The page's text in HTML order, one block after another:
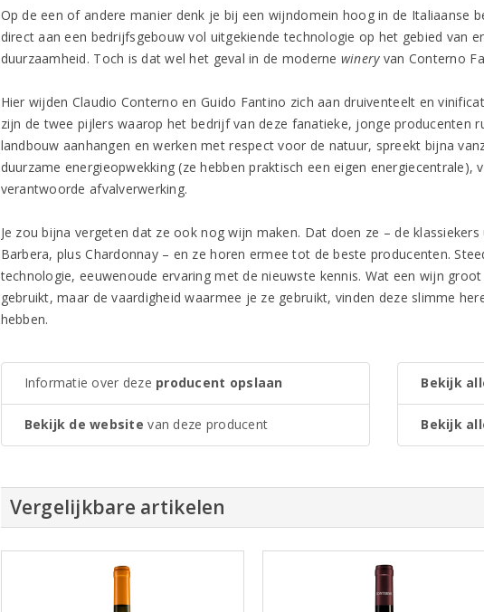
Op de een of andere manier denk je bij een wijndomein hoog in de Italiaanse
direct aan een bedrijfsgebouw vol uitgekiende technologie op het gebied van
duurzaamheid. Toch is dat wel het geval in de moderne wineryvan Conterno
Hier wijden Claudio Conterno en Guido Fantino zich aan druiventeelt en
zijn de twee pijlers waarop het bedrijf van deze fanatieke, jonge producenten
landbouw aanhangen en werken met respect voor de natuur, spreekt bijna
duurzame energieopwekking (ze hebben praktisch een eigen
verantwoorde afvalverwerking.
Je zou bijna vergeten dat ze ook nog wijn maken. Dat doen ze – de
Barbera, plus Chardonnay – en ze horen ermee tot de beste producenten.
technologie, eeuwenoude ervaring met de nieuwste kennis. Wat een wijn
gebruikt, maar de vaardigheid waarmee je ze gebruikt, vinden deze slimme
hebben.
Informatie over deze producent opslaan
Bekijk de website van deze producent
Bekijk
Bekijk
Vergelijkbare artikelen